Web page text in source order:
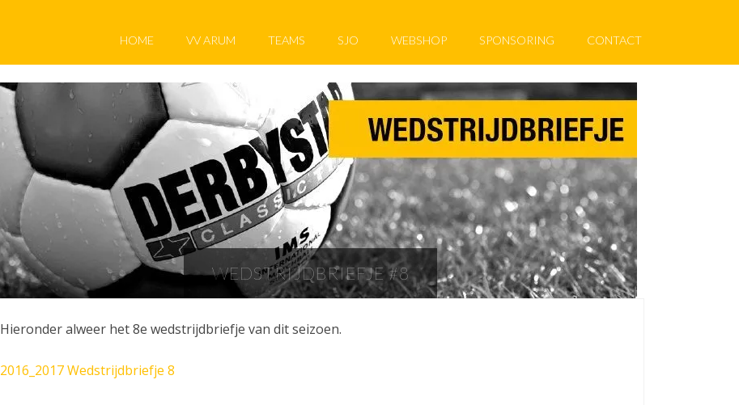
HOME VV ARUM TEAMS SJO WEBSHOP SPONSORING CONTACT
WEDSTRIJDBRIEFJE #8
Hieronder alweer het 8e wedstrijdbriefje van dit seizoen.
2016_2017 Wedstrijdbriefje 8